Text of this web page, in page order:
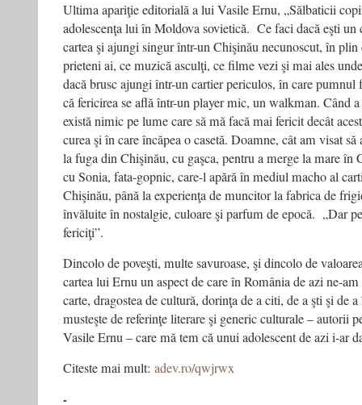
Ultima apariţie editorială a lui Vasile Ernu, „Sălbaticii
adolescenţa lui în Moldova sovietică. Ce faci dacă eşti un
cartea şi ajungi singur într-un Chişinău necunoscut, în
prieteni ai, ce muzică asculţi, ce filme vezi şi mai ales
dacă brusc ajungi într-un cartier periculos, în care
că fericirea se află într-un player mic, un walkman. Când
există nimic pe lume care să mă facă mai fericit decât
curea şi în care încăpea o casetă. Doamne, cât am visat
la fuga din Chişinău, cu gaşca, pentru a merge la mare în
cu Sonia, fata-gopnic, care-l apără în mediul macho al
Chişinău, până la experienţa de muncitor la fabrica de
învăluite în nostalgie, culoare şi parfum de epocă. „Dar
fericiţi”.
Dincolo de poveşti, multe savuroase, şi dincolo de
cartea lui Ernu un aspect de care în România de azi ne-
carte, dragostea de cultură, dorinţa de a citi, de a şti şi de
musteşte de referinţe literare şi generic culturale – autorii
Vasile Ernu – care mă tem că unui adolescent de azi i-ar
Citeste mai mult: adev.ro/qwjrwx
-